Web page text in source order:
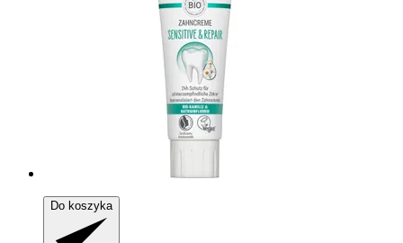
Do koszyka